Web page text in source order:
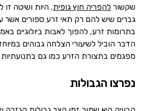
שקשור להפריה חוץ גופית. היות ושיטה
גברים שיש להם רק תאי זרע ספורים אשר
בתרומות זרע, להפוך לאבות ביולוגיים
הדבר הוביל לשיעורי הצלחה גבוהים
מפגמים בתצורת הזרע כמו גם
נפרצו הגבולות